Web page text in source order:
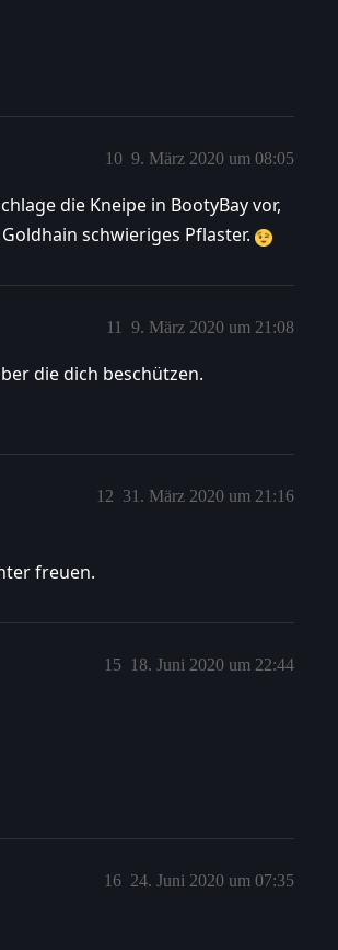
9. März 2020 um 08:05
10
die Kneipe in BootyBay vor,
schwieriges Pflaster.
9. März 2020 um 21:08
11
die dich beschützen.
31. März 2020 um 21:16
12
freuen.
18. Juni 2020 um 22:44
15
24. Juni 2020 um 07:35
16